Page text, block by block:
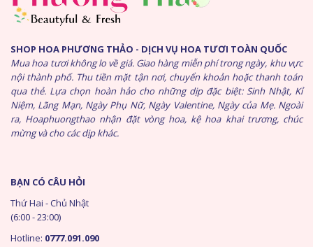
SHOP HOA PHƯƠNG THẢO - DỊCH VỤ HOA TƯƠI TOÀN QUỐC
Mua hoa tươi không lo về giá. Giao hàng miễn phí trong ngày, khu vực
nội thành phố. Thu tiền mặt tận nơi, chuyển khoản hoặc thanh toán
qua thẻ. Lựa chọn hoàn hảo cho những dịp đặc biệt: Sinh Nhật, Kỉ
Niệm, Lãng Mạn, Ngày Phụ Nữ, Ngày Valentine, Ngày của Mẹ. Ngoài
ra, Hoaphuongthao nhận đặt vòng hoa, kệ hoa khai trương, chúc
mừng và cho các dịp khác.
BẠN CÓ CÂU HỎI
Thứ Hai - Chủ Nhật
(6:00 - 23:00)
Hotline: 0777.091.090